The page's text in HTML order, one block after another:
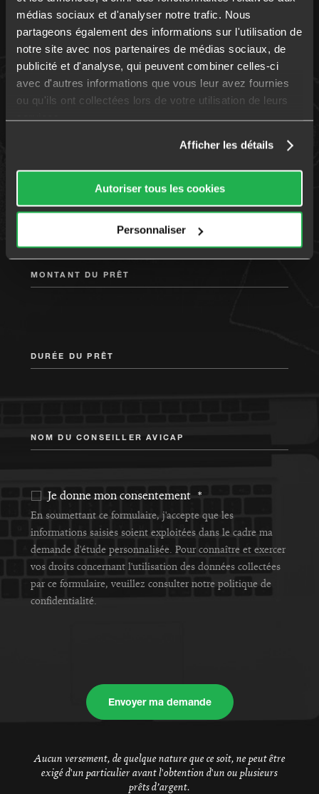
médias sociaux et d'analyser notre trafic. Nous
partageons également des informations sur l'utilisation de
notre site avec nos partenaires de médias sociaux, de
publicité et d'analyse, qui peuvent combiner celles-ci
avec d'autres informations que vous leur avez fournies
ou qu'ils ont collectées lors de votre utilisation de leurs
services.
Afficher les détails
Autoriser tous les cookies
Personnaliser
EMAIL *
VOTRE PROFESSION
MONTANT DU PRÊT
DURÉE DU PRÊT
NOM DU CONSEILLER AVICAP
Je donne mon consentement *
En soumettant ce formulaire, j'accepte que les
informations saisies soient exploitées dans le cadre ma
demande d'étude personnalisée. Pour connaître et exercer
vos droits concernant l'utilisation des données collectées
par ce formulaire, veuillez consulter notre politique de
confidentialité.
Envoyer ma demande
Aucun versement, de quelque nature que ce soit, ne peut être
exigé d'un particulier avant l'obtention d'un ou plusieurs
prêts d’argent.